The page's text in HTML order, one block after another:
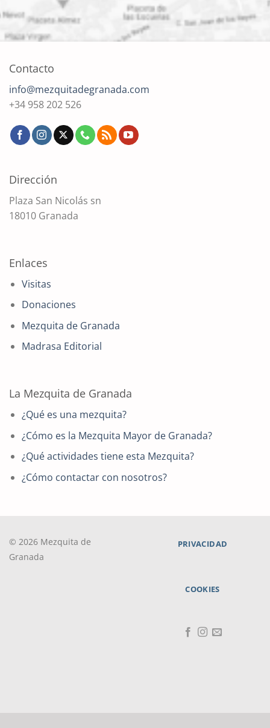
Contacto
info@mezquitadegranada.com
+34 958 202 526
Dirección
Plaza San Nicolás sn
18010 Granada
Enlaces
Visitas
Donaciones
Mezquita de Granada
Madrasa Editorial
La Mezquita de Granada
¿Qué es una mezquita?
¿Cómo es la Mezquita Mayor de Granada?
¿Qué actividades tiene esta Mezquita?
¿Cómo contactar con nosotros?
© 2026 Mezquita de
Granada
PRIVACIDAD
COOKIES